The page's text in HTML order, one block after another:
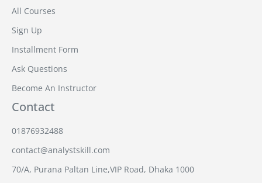
All Courses
Sign Up
Installment Form
Ask Questions
Become An Instructor
Contact
01876932488
contact@analystskill.com
70/A, Purana Paltan Line,VIP Road, Dhaka 1000